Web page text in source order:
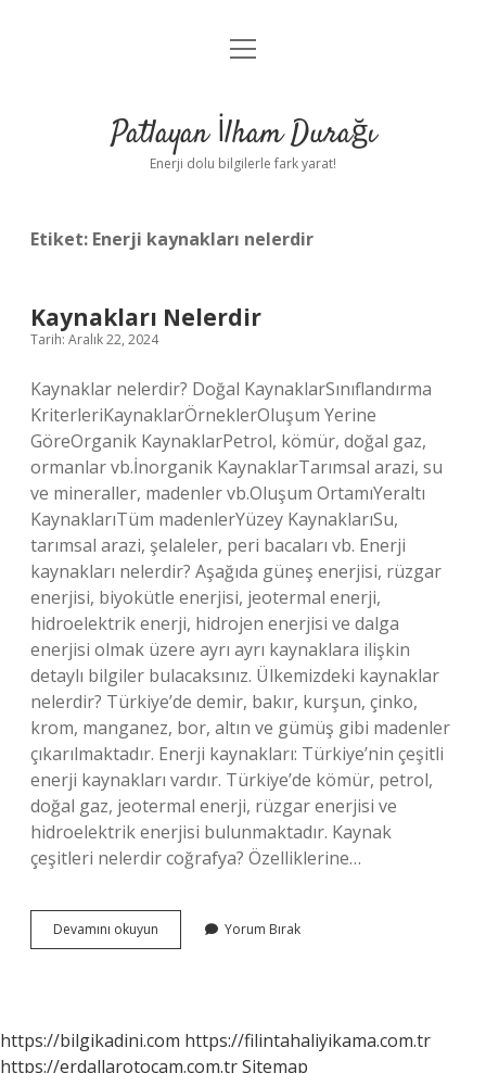
Anasayfa
Yasal Uyarı
menüyü
Patlayan İlham Durağı
Enerji dolu bilgilerle fark yarat!
Etiket: Enerji kaynakları nelerdir
Kaynakları Nelerdir
Tarih: Aralık 22, 2024
Kaynaklar nelerdir? Doğal KaynaklarSınıflandırma
KriterleriKaynaklarÖrneklerOluşum Yerine
GöreOrganik KaynaklarPetrol, kömür, doğal gaz,
ormanlar vb.İnorganik KaynaklarTarımsal arazi, su
ve mineraller, madenler vb.Oluşum OrtamıYeraltı
KaynaklarıTüm madenlerYüzey KaynaklarıSu,
tarımsal arazi, şelaleler, peri bacaları vb. Enerji
kaynakları nelerdir? Aşağıda güneş enerjisi, rüzgar
enerjisi, biyokütle enerjisi, jeotermal enerji,
hidroelektrik enerji, hidrojen enerjisi ve dalga
enerjisi olmak üzere ayrı ayrı kaynaklara ilişkin
detaylı bilgiler bulacaksınız. Ülkemizdeki kaynaklar
nelerdir? Türkiye’de demir, bakır, kurşun, çinko,
krom, manganez, bor, altın ve gümüş gibi madenler
çıkarılmaktadır. Enerji kaynakları: Türkiye’nin çeşitli
enerji kaynakları vardır. Türkiye’de kömür, petrol,
doğal gaz, jeotermal enerji, rüzgar enerjisi ve
hidroelektrik enerjisi bulunmaktadır. Kaynak
çeşitleri nelerdir coğrafya? Özelliklerine…
Devamını okuyun Kaynakları
Nelerdir
Yorum Bırak
https://bilgikadini.com https://filintahaliyikama.com.tr
https://erdallarotocam.com.trSitemap